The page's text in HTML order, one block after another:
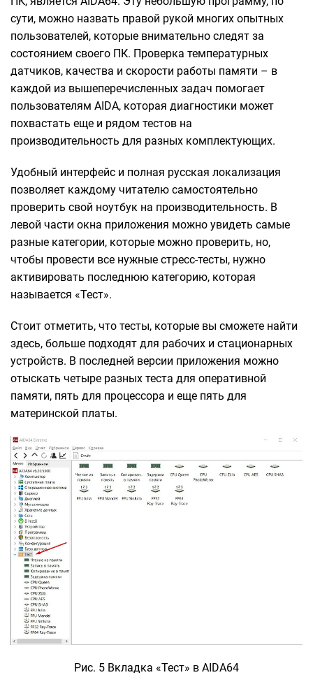
сути, можно назвать правой рукой многих опытных
пользователей, которые внимательно следят за
состоянием своего ПК. Проверка температурных
датчиков, качества и скорости работы памяти – в
каждой из вышеперечисленных задач помогает
пользователям AIDA, которая диагностики может
похвастать еще и рядом тестов на
производительность для разных комплектующих.
Удобный интерфейс и полная русская локализация
позволяет каждому читателю самостоятельно
проверить свой ноутбук на производительность. В
левой части окна приложения можно увидеть самые
разные категории, которые можно проверить, но,
чтобы провести все нужные стресс-тесты, нужно
активировать последнюю категорию, которая
называется «Тест».
Стоит отметить, что тесты, которые вы сможете найти
здесь, больше подходят для рабочих и стационарных
устройств. В последней версии приложения можно
отыскать четыре разных теста для оперативной
памяти, пять для процессора и еще пять для
материнской платы.
Рис. 5 Вкладка «Тест» в AIDA64